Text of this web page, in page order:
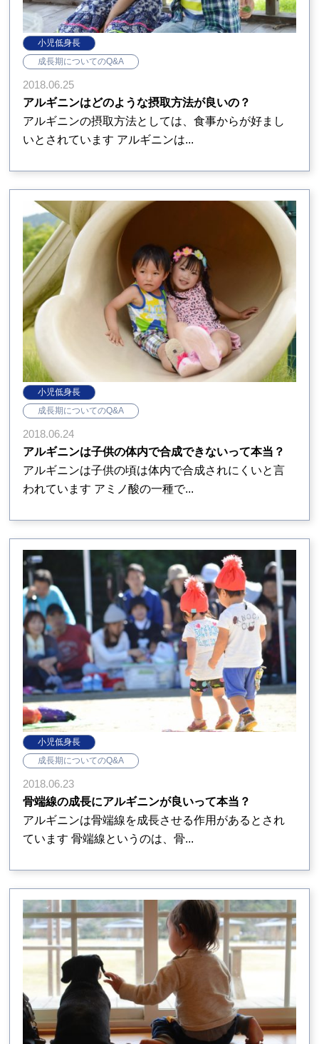
小児低身長
成長期についてのQ&A
2018.06.25
アルギニンはどのような摂取方法が良いの？
アルギニンの摂取方法としては、食事からが好まし
いとされています アルギニンは...
小児低身長
成長期についてのQ&A
2018.06.24
アルギニンは子供の体内で合成できないって本当？
アルギニンは子供の頃は体内で合成されにくいと言
われています アミノ酸の一種で...
小児低身長
成長期についてのQ&A
2018.06.23
骨端線の成長にアルギニンが良いって本当？
アルギニンは骨端線を成長させる作用があるとされ
ています 骨端線というのは、骨...